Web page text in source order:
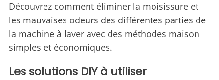
Découvrez comment éliminer la moisissure et
les mauvaises odeurs des différentes parties de
la machine à laver avec des méthodes maison
simples et économiques.
Les solutions DIY à utiliser